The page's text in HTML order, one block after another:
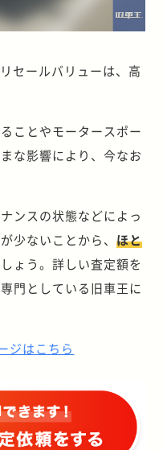
セールバリューは、高
ことやモータースポー
な影響により、今なお
ンスの状態などによっ
少ないことから、ほと
ょう。詳しい査定額を
門としている旧車王に
ジはこちら